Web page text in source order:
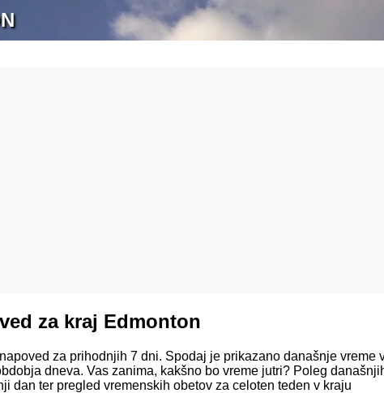
za kraj Edmonton
za prihodnjih 7 dni. Spodaj je prikazano današnje vreme
dneva. Vas zanima, kakšno bo vreme jutri? Poleg
dan ter pregled vremenskih obetov za celoten teden v kraju